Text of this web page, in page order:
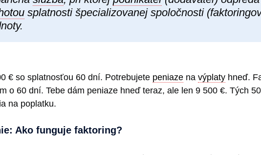
splatnosti špecializovanej spoločnosti
€ so splatnosťou 60 dní. Potrebujete peniaze na výplaty hneď.
o 60 dní. Tebe dám peniaze hneď teraz, ale len 9 500 €. Tých
na poplatku.
Ako funguje faktoring?